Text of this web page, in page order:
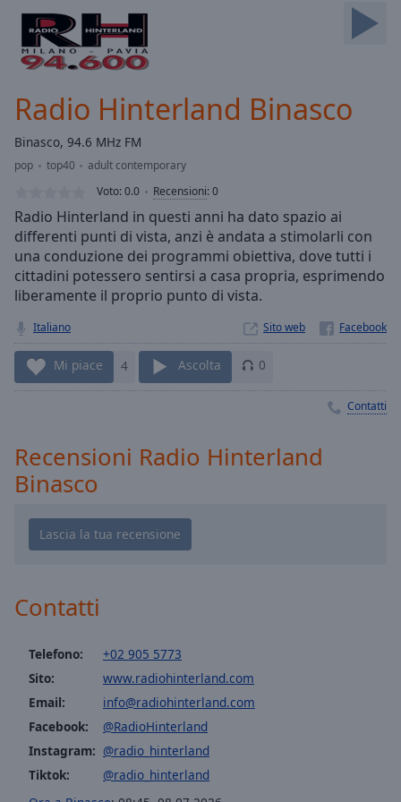
Skip
Forward
Mute
Current
Loaded:
0.00%
Type LIVE
Seek to
live,
currently
behind
liveLIVE
Remaining
Time-
1x
Chapters
Chapters
Descriptions
descriptions
subtitles
settings
opens
subtitles
dialog
subtitles
Radio Hinterland Binasco
Binasco, 94.6 MHz FM
pop top40
adult contemporary
Voto:0.0 Recensioni:0
Radio Hinterland in questi anni ha dato spazio ai
differenti punti di vista, anzi è andata a stimolarli con
una conduzione dei programmi obiettiva, dove tutti i
cittadini potessero sentirsi a casa propria, esprimendo
liberamente il proprio punto di vista.
Italiano Sito web
Mi piace 4 Ascolta 0
Contatti
Recensioni Radio Hinterland
Binasco
Contatti
Telefono:
+02 905 5773
Sito:
www.radiohinterland.com
Email:
info@radiohinterland.com
Facebook:
@RadioHinterland
Instagram: @radio_hinterland
Tiktok:
@radio_hinterland